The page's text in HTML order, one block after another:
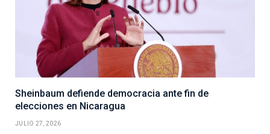
Sheinbaum defiende democracia ante fin de
elecciones en Nicaragua
JULIO 27, 2026